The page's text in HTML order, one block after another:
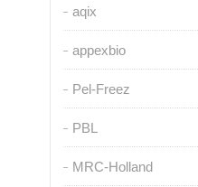
aqix
appexbio
Pel-Freez
PBL
MRC-Holland